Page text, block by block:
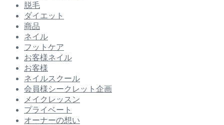
脱毛
ダイエット
商品
ネイル
フットケア
お客様ネイル
お客様
ネイルスクール
会員様シークレット企画
メイクレッスン
プライベート
オーナーの想い